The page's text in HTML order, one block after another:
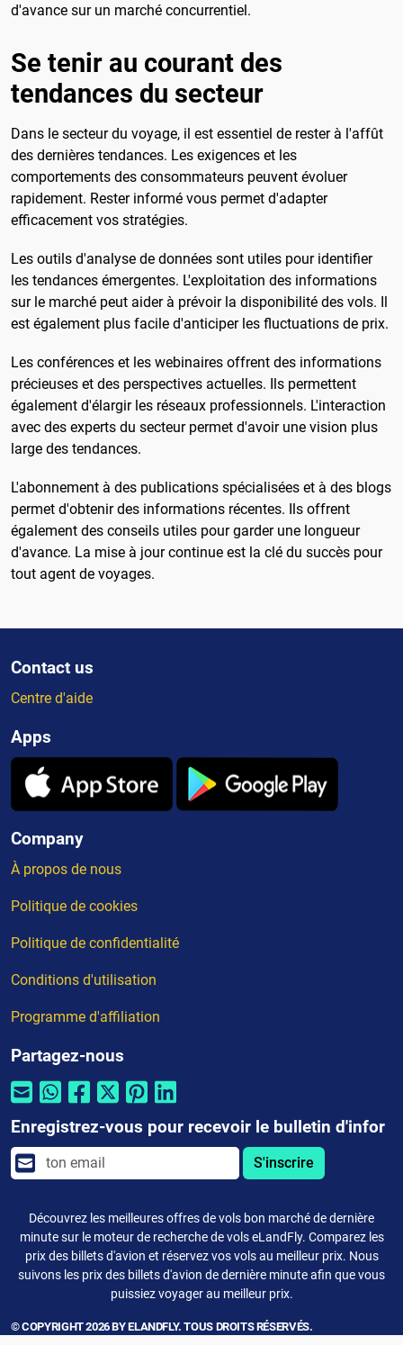
d'avance sur un marché concurrentiel.
Se tenir au courant des
tendances du secteur
Dans le secteur du voyage, il est essentiel de rester à l'affût
des dernières tendances. Les exigences et les
comportements des consommateurs peuvent évoluer
rapidement. Rester informé vous permet d'adapter
efficacement vos stratégies.
Les outils d'analyse de données sont utiles pour identifier
les tendances émergentes. L'exploitation des informations
sur le marché peut aider à prévoir la disponibilité des vols. Il
est également plus facile d'anticiper les fluctuations de prix.
Les conférences et les webinaires offrent des informations
précieuses et des perspectives actuelles. Ils permettent
également d'élargir les réseaux professionnels. L'interaction
avec des experts du secteur permet d'avoir une vision plus
large des tendances.
L'abonnement à des publications spécialisées et à des blogs
permet d'obtenir des informations récentes. Ils offrent
également des conseils utiles pour garder une longueur
d'avance. La mise à jour continue est la clé du succès pour
tout agent de voyages.
Contact us
Centre d'aide
Apps
Company
À propos de nous
Politique de cookies
Politique de confidentialité
Conditions d'utilisation
Programme d'affiliation
Partagez-nous
Enregistrez-vous pour recevoir le bulletin d'infor
S'inscrire
Découvrez les meilleures offres de vols bon marché de dernière
minute sur le moteur de recherche de vols eLandFly. Comparez les
prix des billets d'avion et réservez vos vols au meilleur prix. Nous
suivons les prix des billets d'avion de dernière minute afin que vous
puissiez voyager au meilleur prix.
© COPYRIGHT 2026 BY ELANDFLY. TOUS DROITS RÉSERVÉS.